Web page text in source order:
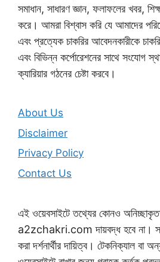
সমাধান, সাধারণ জ্ঞান, ফলাফলের খবর,
করে। আমরা বিশ্বাস করি যে আমাদের
এবং প্রত্যেক চাকরির আবেদনকারীকে
এবং বিভিন্ন কর্পোরেশনের সাথে সংযোগ
ক্যারিয়ার গঠনের চেষ্টা করবে।
About Us
Disclaimer
Privacy Policy
Contact Us
এই ওয়েবসাইটে তথ্যের কোনও
a2zchakri.com দায়বদ্ধ হবে না।
করা দর্শনার্থীর দায়িত্ব। টেকনিক্যাল বা